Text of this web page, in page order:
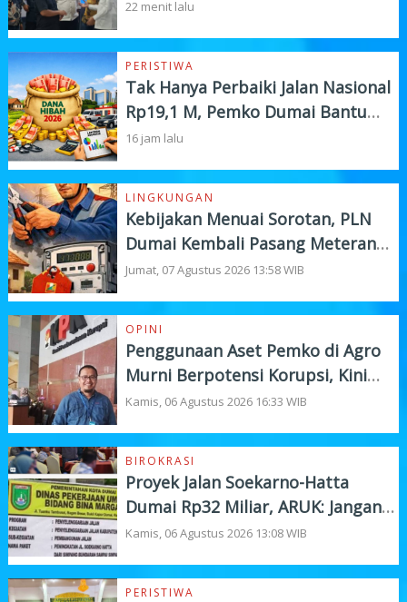
dan Investasi
22 menit lalu
PERISTIWA
Tak Hanya Perbaiki Jalan Nasional
Rp19,1 M, Pemko Dumai Bantu
Instansi Vertikal Rp4,5 M
16 jam lalu
LINGKUNGAN
Kebijakan Menuai Sorotan, PLN
Dumai Kembali Pasang Meteran
Listrik Pelanggan
Jumat, 07 Agustus 2026 13:58 WIB
OPINI
Penggunaan Aset Pemko di Agro
Murni Berpotensi Korupsi, Kini
"Bola" Ada di APH
Kamis, 06 Agustus 2026 16:33 WIB
BIROKRASI
Proyek Jalan Soekarno-Hatta
Dumai Rp32 Miliar, ARUK: Jangan
Korbankan Kualitas Demi Kejar
Kamis, 06 Agustus 2026 13:08 WIB
PERISTIWA